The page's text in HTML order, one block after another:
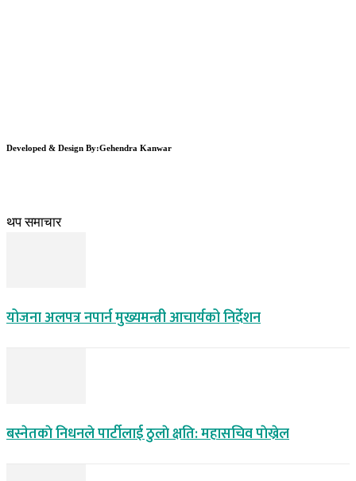
Developed & Design By:Gehendra Kanwar
थप समाचार
योजना अलपत्र नपार्न मुख्यमन्त्री आचार्यको निर्देशन
बस्नेतकाे निधनले पार्टीलाई ठुलाे क्षति: महासचिव पाेख्रेल